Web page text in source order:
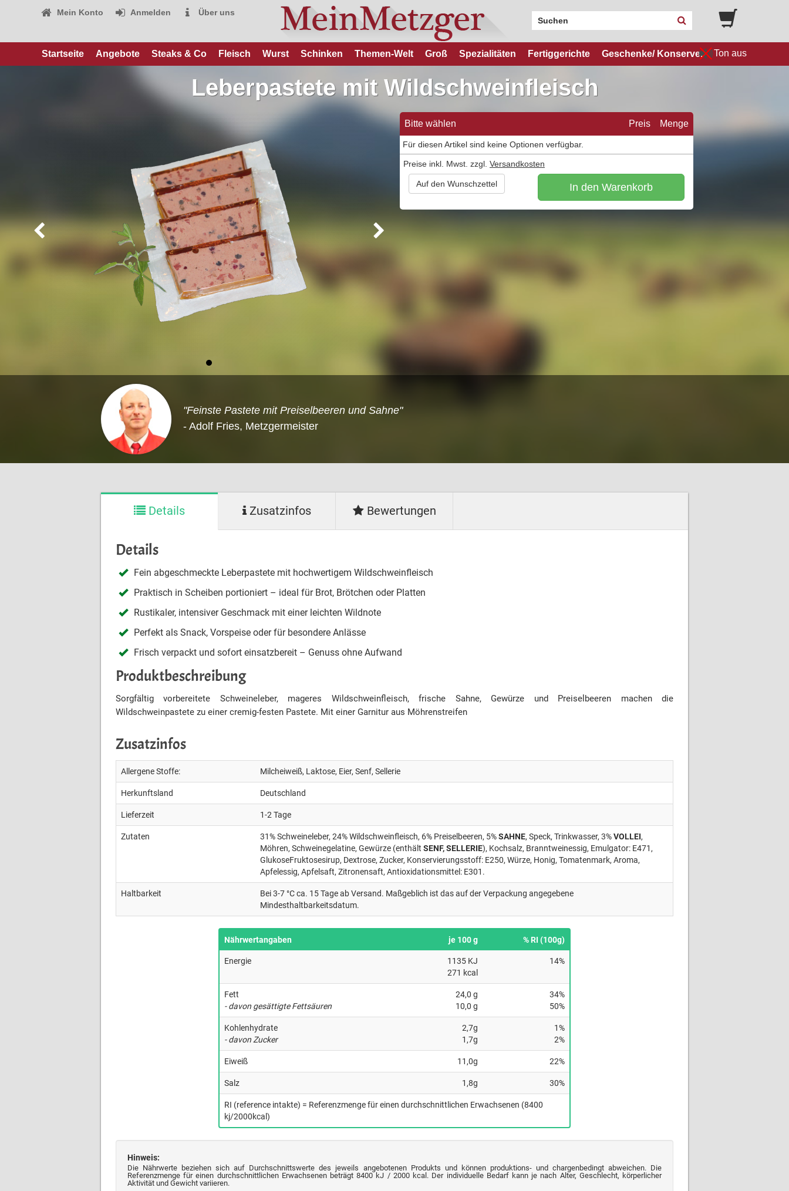
Mein Konto Anmelden Über uns
Startseite Angebote Steaks & Co Fleisch Wurst Schinken Themen-Welt Groß Spezialitäten Fertiggerichte Geschenke/ Konserven Ton aus
Leberpastete mit Wildschweinfleisch
Bitte wählen Preis Menge
Für diesen Artikel sind keine Optionen verfügbar.
Preise inkl. Mwst. zzgl. Versandkosten
In den Warenkorb
Auf den Wunschzettel
"Feinste Pastete mit Preiselbeeren und Sahne"
- Adolf Fries, Metzgermeister
Details Zusatzinfos Bewertungen
Details
Fein abgeschmeckte Leberpastete mit hochwertigem Wildschweinfleisch
Praktisch in Scheiben portioniert – ideal für Brot, Brötchen oder Platten
Rustikaler, intensiver Geschmack mit einer leichten Wildnote
Perfekt als Snack, Vorspeise oder für besondere Anlässe
Frisch verpackt und sofort einsatzbereit – Genuss ohne Aufwand
Produktbeschreibung
Sorgfältig vorbereitete Schweineleber, mageres Wildschweinfleisch, frische Sahne, Gewürze und Preiselbeeren machen die
Wildschweinpastete zu einer cremig-festen Pastete. Mit einer Garnitur aus Möhrenstreifen
Zusatzinfos
Allergene Stoffe: Milcheiweiß, Laktose, Eier, Senf, Sellerie
Herkunftsland Deutschland
Lieferzeit 1-2 Tage
Zutaten 31% Schweineleber, 24% Wildschweinfleisch, 6% Preiselbeeren, 5%SAHNE, Speck, Trinkwasser, 3%VOLLEI,
Möhren, Schweinegelatine, Gewürze (enthält SENF, SELLERIE), Kochsalz, Branntweinessig, Emulgator: E471,
GlukoseFruktosesirup, Dextrose, Zucker, Konservierungsstoff: E250, Würze, Honig, Tomatenmark, Aroma,
Apfelessig, Apfelsaft, Zitronensaft, Antioxidationsmittel: E301.
Haltbarkeit
Bei 3-7 °C ca. 15 Tage ab Versand. Maßgeblich ist das auf der Verpackung angegebene
Mindesthaltbarkeitsdatum.
Nährwertangaben je 100 g % RI (100g)
Energie
1135 KJ
271 kcal
14%
Fett
- davon gesättigte Fettsäuren
24,0 g
10,0 g
34%
50%
Kohlenhydrate
- davon Zucker
2,7g
1,7g
1%
2%
Eiweiß 11,0g 22%
Salz 1,8g 30%
RI (reference intakte) = Referenzmenge für einen durchschnittlichen Erwachsenen (8400
kj/2000kcal)
Hinweis:
Die Nährwerte beziehen sich auf Durchschnittswerte des jeweils angebotenen Produkts und können produktions- und chargenbedingt abweichen. Die
Referenzmenge für einen durchschnittlichen Erwachsenen beträgt 8400 kJ / 2000 kcal. Der individuelle Bedarf kann je nach Alter, Geschlecht, körperlicher
Aktivität und Gewicht variieren.